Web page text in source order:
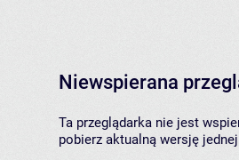
Niewspierana
Ta przeglądarka nie jest
pobierz aktualną wersję